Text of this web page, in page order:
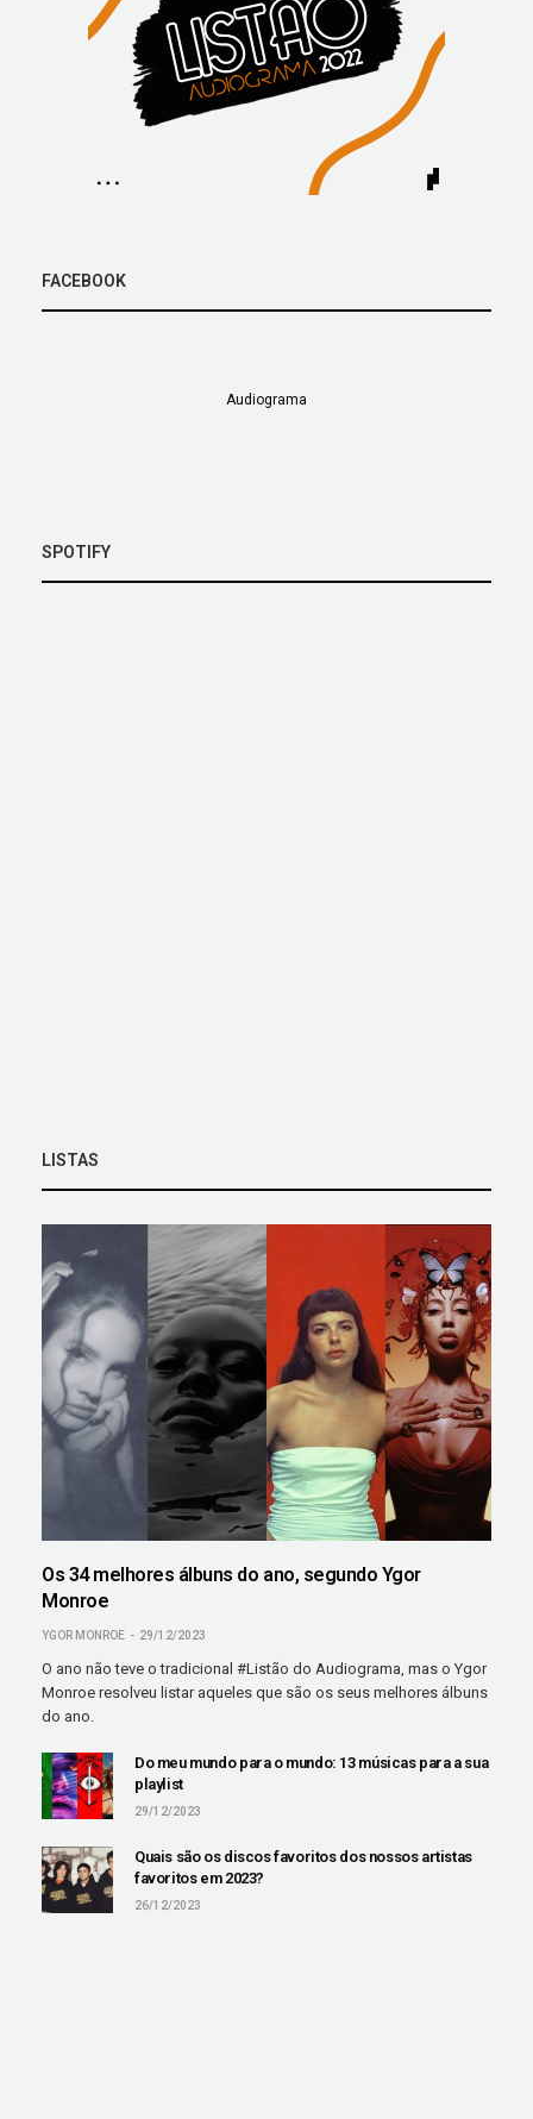
FACEBOOK
Audiograma
SPOTIFY
LISTAS
Os 34 melhores álbuns do ano, segundo Ygor
Monroe
YGOR MONROE 29/12/2023
O ano não teve o tradicional #Listão do Audiograma, mas o Ygor
Monroe resolveu listar aqueles que são os seus melhores álbuns
do ano.
Do meu mundo para o mundo: 13 músicas para a sua
playlist
29/12/2023
Quais são os discos favoritos dos nossos artistas
favoritos em 2023?
26/12/2023